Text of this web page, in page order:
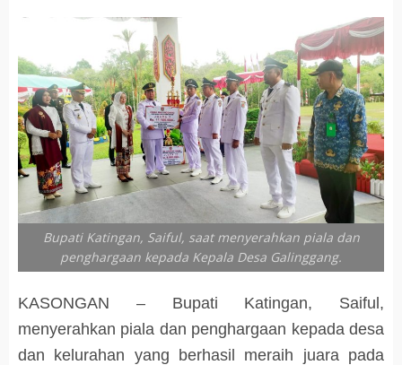
Bupati Katingan, Saiful, saat menyerahkan piala dan
penghargaan kepada Kepala Desa Galinggang.
KASONGAN – Bupati Katingan, Saiful,
menyerahkan piala dan penghargaan kepada desa
dan kelurahan yang berhasil meraih juara pada